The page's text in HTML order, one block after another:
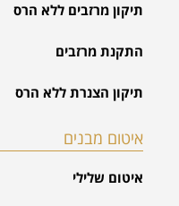
תיקון מרזבים ללא הרס
התקנת מרזבים
תיקון הצנרת ללא הרס
איטום מבנים
איטום שלילי